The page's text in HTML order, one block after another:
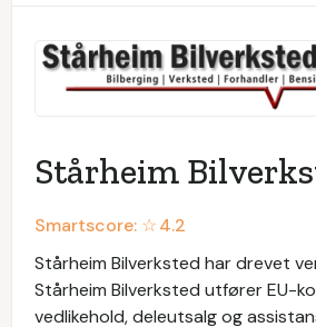
Stårheim
Smartscore: ☆4.2
Stårheim Bilverksted har drevet
Stårheim Bilverksted utfører EU-
vedlikehold, deleutsalg og